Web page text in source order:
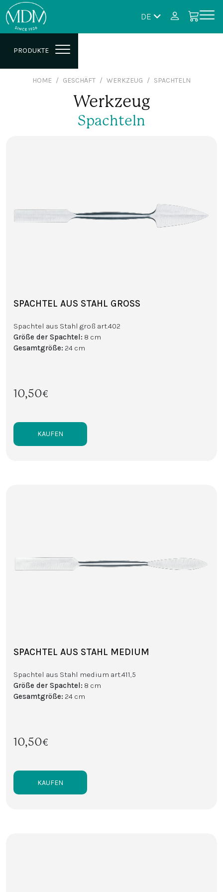
DE
PRODUKTE
HOME GESCHÄFT WERKZEUG SPACHTELN
Werkzeug
Spachteln
SPACHTEL AUS STAHL GROSS
Spachtel aus Stahl groß art.402
Größe der Spachtel: 8 cm
Gesamtgröße: 24 cm
10,50€
KAUFEN
SPACHTEL AUS STAHL MEDIUM
Spachtel aus Stahl medium art.411,5
Größe der Spachtel: 8 cm
Gesamtgröße: 24 cm
10,50€
KAUFEN